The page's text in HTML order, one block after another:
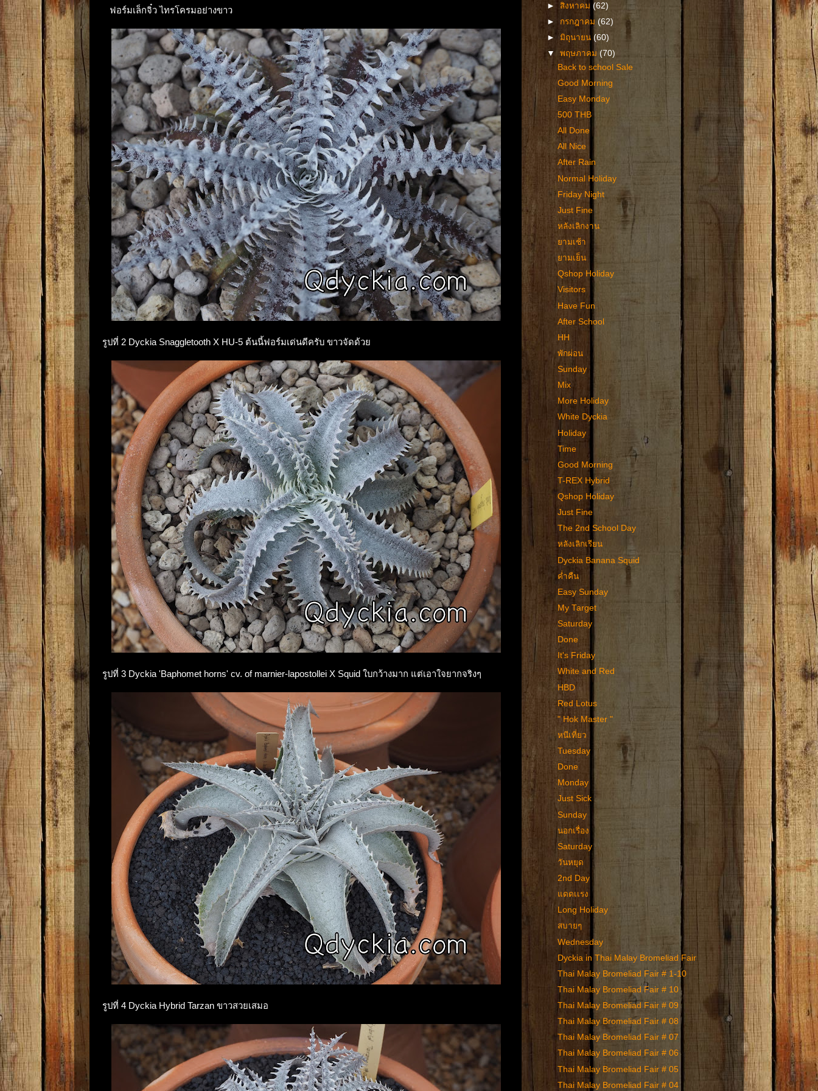
ฟอร์มเล็กจิ๋ว ไทรโครมอย่างขาว
รูปที่ 2 Dyckia Snaggletooth X HU-5 ต้นนี้ฟอร์มเด่นดีครับ ขาวจัดด้วย
รูปที่ 3 Dyckia 'Baphomet horns' cv. of marnier-lapostollei X Squid ใบกว้างมาก แต่เอาใจยากจริงๆ
รูปที่ 4 Dyckia Hybrid Tarzan ขาวสวยเสมอ
►สิงหาคม(62)
► กรกฎาคม(62)
►มิถุนายน(60)
▼พฤษภาคม(70)
Back to school Sale
Good Morning
Easy Monday
500 THB
All Done
All Nice
After Rain
Normal Holiday
Friday Night
Just Fine
หลังเลิกงาน
ยามเช้า
ยามเย็น
Qshop Holiday
Visitors
Have Fun
After School
HH
พักผ่อน
Sunday
Mix
More Holiday
White Dyckia
Holiday
Time
Good Morning
T-REX Hybrid
Qshop Holiday
Just Fine
The 2nd School Day
หลังเลิกเรียน
Dyckia Banana Squid
ค่ำคืน
Easy Sunday
My Target
Saturday
Done
It's Friday
White and Red
HBD
Red Lotus
" Hok Master "
หนีเที่ยว
Tuesday
Done
Monday
Just Sick
Sunday
นอกเรื่อง
Saturday
วันหยุด
2nd Day
แดดเเรง
Long Holiday
สบายๆ
Wednesday
Dyckia in Thai Malay Bromeliad Fair
Thai Malay Bromeliad Fair # 1-10
Thai Malay Bromeliad Fair # 10
Thai Malay Bromeliad Fair # 09
Thai Malay Bromeliad Fair # 08
Thai Malay Bromeliad Fair # 07
Thai Malay Bromeliad Fair # 06
Thai Malay Bromeliad Fair # 05
Thai Malay Bromeliad Fair # 04